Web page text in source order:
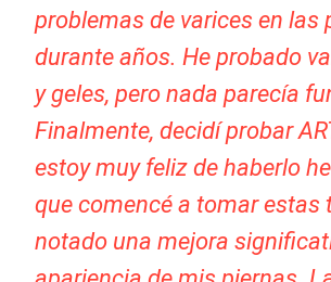
problemas de varices en las
durante años. He probado
y geles, pero nada parecía
Finalmente, decidí probar
estoy muy feliz de haberlo
que comencé a tomar estas
notado una mejora